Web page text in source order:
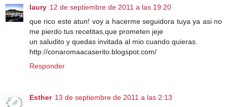
laury 12 de septiembre de 2011 a las 19:20
que rico este atun! voy a hacerme seguidora tuya ya asi no
me pierdo tus recetitas,que prometen jeje
un saludito y quedas invitada al mio cuando quieras.
http://conaromaacaserito.blogspot.com/
Responder
Esther 13 de septiembre de 2011 a las 2:13